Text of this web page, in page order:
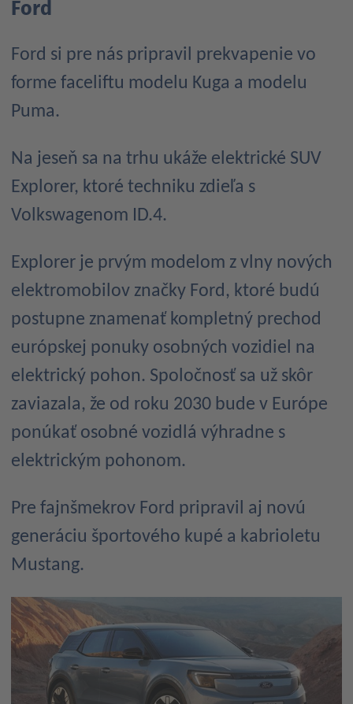
Ford
Ford si pre nás pripravil prekvapenie vo
forme faceliftu modelu Kuga a modelu
Puma.
Na jeseň sa na trhu ukáže elektrické SUV
Explorer, ktoré techniku zdieľa s
Volkswagenom ID.4.
Explorer je prvým modelom z vlny nových
elektromobilov značky Ford, ktoré budú
postupne znamenať kompletný prechod
európskej ponuky osobných vozidiel na
elektrický pohon. Spoločnosť sa už skôr
zaviazala, že od roku 2030 bude v Európe
ponúkať osobné vozidlá výhradne s
elektrickým pohonom.
Pre fajnšmekrov Ford pripravil aj novú
generáciu športového kupé a kabrioletu
Mustang.